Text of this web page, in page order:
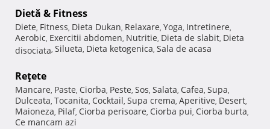
Dietă & Fitness
Diete, Fitness, Dieta Dukan, Relaxare, Yoga, Intretinere,
Aerobic, Exercitii abdomen, Nutritie, Dieta de slabit, Dieta
disociata, Silueta, Dieta ketogenica, Sala de acasa
Reţete
Mancare, Paste, Ciorba, Peste, Sos, Salata, Cafea, Supa,
Dulceata, Tocanita, Cocktail, Supa crema, Aperitive, Desert,
Maioneza, Pilaf, Ciorba perisoare, Ciorba pui, Ciorba burta,
Ce mancam azi